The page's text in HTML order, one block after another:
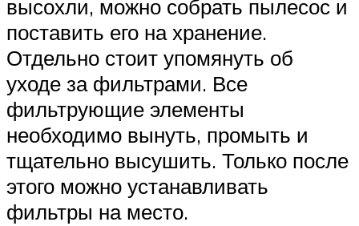
высохли, можно собрать пылесос и
поставить его на хранение.
Отдельно стоит упомянуть об
уходе за фильтрами. Все
фильтрующие элементы
необходимо вынуть, промыть и
тщательно высушить. Только после
этого можно устанавливать
фильтры на место.